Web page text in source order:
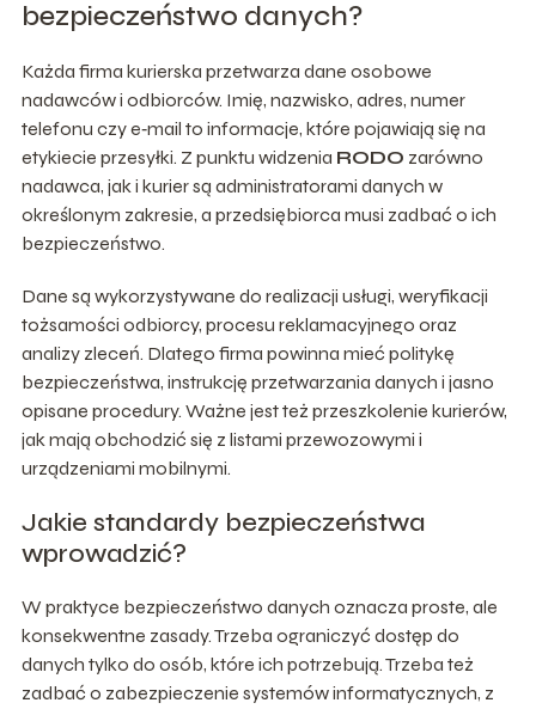
bezpieczeństwo danych?
Każda firma kurierska przetwarza dane osobowe
nadawców i odbiorców. Imię, nazwisko, adres, numer
telefonu czy e‑mail to informacje, które pojawiają się na
etykiecie przesyłki. Z punktu widzenia RODO zarówno
nadawca, jak i kurier są administratorami danych w
określonym zakresie, a przedsiębiorca musi zadbać o ich
bezpieczeństwo.
Dane są wykorzystywane do realizacji usługi, weryfikacji
tożsamości odbiorcy, procesu reklamacyjnego oraz
analizy zleceń. Dlatego firma powinna mieć politykę
bezpieczeństwa, instrukcję przetwarzania danych i jasno
opisane procedury. Ważne jest też przeszkolenie kurierów,
jak mają obchodzić się z listami przewozowymi i
urządzeniami mobilnymi.
Jakie standardy bezpieczeństwa
wprowadzić?
W praktyce bezpieczeństwo danych oznacza proste, ale
konsekwentne zasady. Trzeba ograniczyć dostęp do
danych tylko do osób, które ich potrzebują. Trzeba też
zadbać o zabezpieczenie systemów informatycznych, z